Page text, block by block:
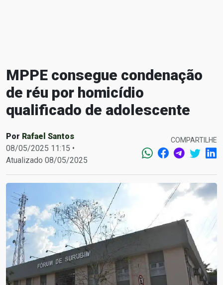
MPPE consegue condenação
de réu por homicídio
qualificado de adolescente
Por Rafael Santos
08/05/2025 11:15 •
Atualizado 08/05/2025
COMPARTILHE